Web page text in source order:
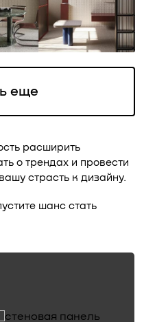
еще
расширить
о трендах и провести
страсть к дизайну.
шанс стать